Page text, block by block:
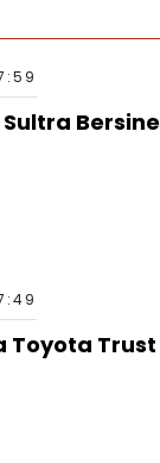
Sultra
Toyota